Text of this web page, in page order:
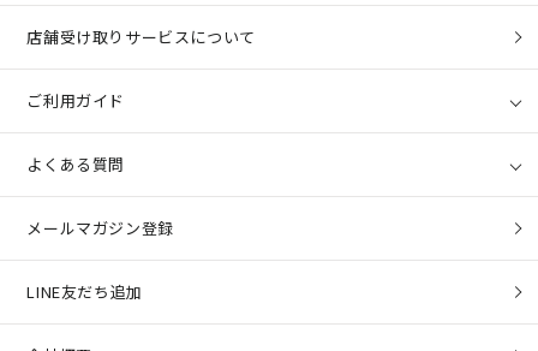
店舗受け取りサービスについて
ご利用ガイド
よくある質問
メールマガジン登録
LINE友だち追加